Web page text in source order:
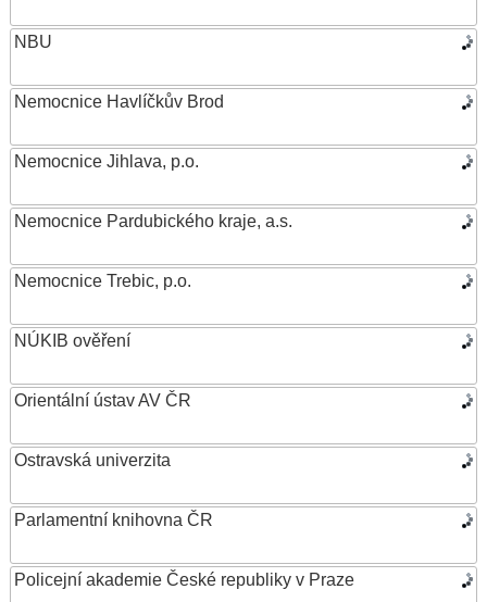
NBU
Nemocnice Havlíčkův Brod
Nemocnice Jihlava, p.o.
Nemocnice Pardubického kraje, a.s.
Nemocnice Trebic, p.o.
NÚKIB ověření
Orientální ústav AV ČR
Ostravská univerzita
Parlamentní knihovna ČR
Policejní akademie České republiky v Praze